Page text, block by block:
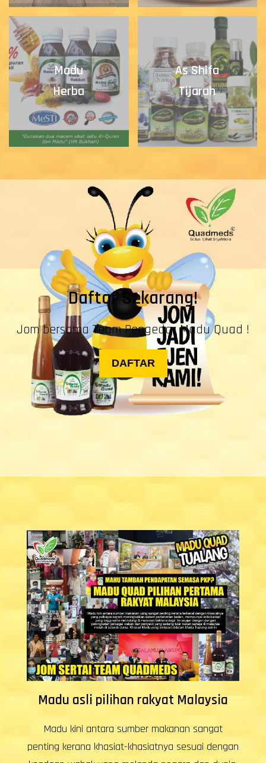
Madu
Herba
As Shifa
Tijarah
Daftar Sekarang!
Jom bersama Team Pengedar Madu Quad !
DAFTAR
Madu Quad produk mudah dijual
Masakan madu amat mudah dijual jika madu
sumber tidak jelas 3000 tan dari China juga